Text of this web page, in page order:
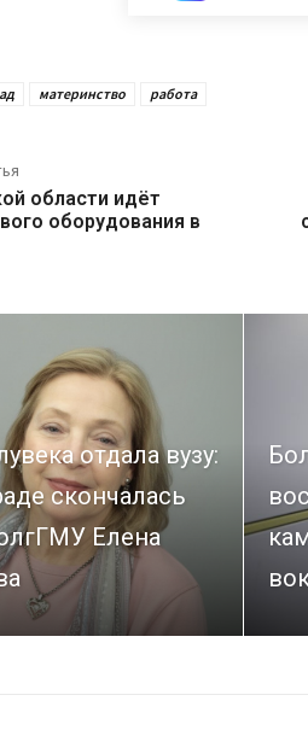
материнство работа
области идёт
оборудования в
отдала вузу:
скончалась
Елена